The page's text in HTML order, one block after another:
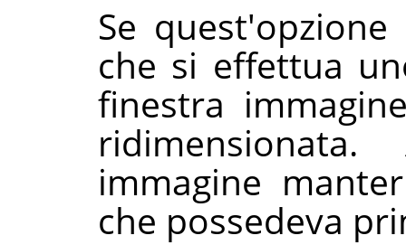
Se
che si effettua
finestra
immagine
che possedeva